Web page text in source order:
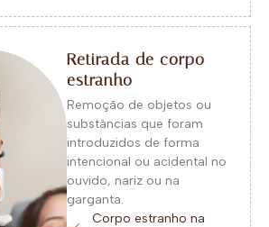
Retirada de corpo
estranho
Remoção de objetos ou
substâncias que foram
introduzidos de forma
intencional ou acidental no
ouvido, nariz ou na
garganta.
Corpo estranho na